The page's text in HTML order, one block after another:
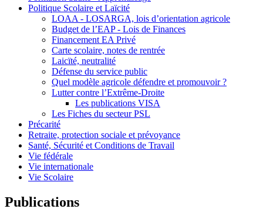
Politique Scolaire et Laïcité
LOAA - LOSARGA, lois d’orientation agricole
Budget de l’EAP - Lois de Finances
Financement EA Privé
Carte scolaire, notes de rentrée
Laicïté, neutralité
Défense du service public
Quel modèle agricole défendre et promouvoir ?
Lutter contre l’Extrême-Droite
Les publications VISA
Les Fiches du secteur PSL
Précarité
Retraite, protection sociale et prévoyance
Santé, Sécurité et Conditions de Travail
Vie fédérale
Vie internationale
Vie Scolaire
Publications